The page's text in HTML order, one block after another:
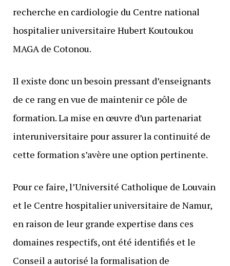
recherche en cardiologie du Centre national
hospitalier universitaire Hubert Koutoukou
MAGA de Cotonou.
Il existe donc un besoin pressant d’enseignants
de ce rang en vue de maintenir ce pôle de
formation. La mise en œuvre d’un partenariat
interuniversitaire pour assurer la continuité de
cette formation s’avère une option pertinente.
Pour ce faire, l’Université Catholique de Louvain
et le Centre hospitalier universitaire de Namur,
en raison de leur grande expertise dans ces
domaines respectifs, ont été identifiés et le
Conseil a autorisé la formalisation de